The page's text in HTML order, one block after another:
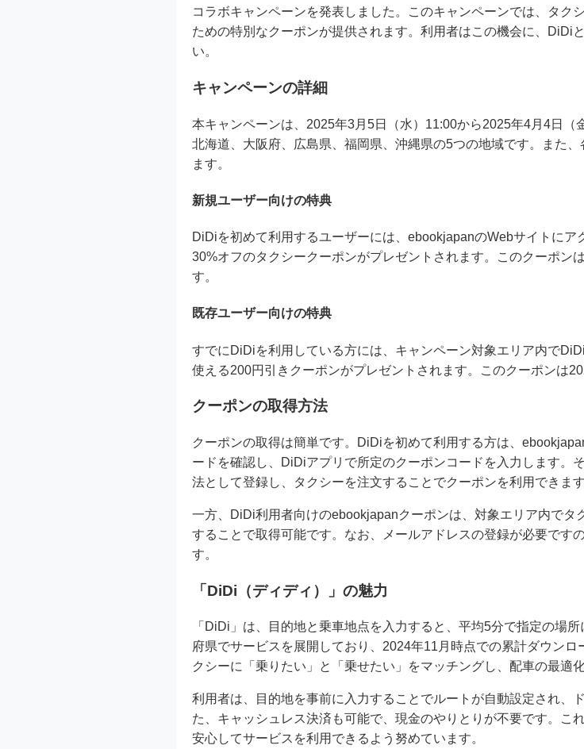
コラボキャンペーンを発表しました。このキャンペーンでは、タク
ための特別なクーポンが提供されます。利用者はこの機会に、DiDi
い。
キャンペーンの詳細
本キャンペーンは、2025年3月5日（水）11:00から2025年4月4日
北海道、大阪府、広島県、福岡県、沖縄県の5つの地域です。また
ます。
新規ユーザー向けの特典
DiDiを初めて利用するユーザーには、ebookjapanのWebサイトに
30%オフのタクシークーポンがプレゼントされます。このクーポン
す。
既存ユーザー向けの特典
すでにDiDiを利用している方には、キャンペーン対象エリア内で
使える200円引きクーポンがプレゼントされます。このクーポンは
クーポンの取得方法
クーポンの取得は簡単です。DiDiを初めて利用する方は、
ードを確認し、DiDiアプリで所定のクーポンコードを入力します。
法として登録し、タクシーを注文することでクーポンを利用できます
一方、DiDi利用者向けのebookjapanクーポンは、対象エリア内で
することで取得可能です。なお、メールアドレスの登録が必要です
す。
「DiDi（ディディ）」の魅力
「DiDi」は、目的地と乗車地点を入力すると、平均5分で指定の場
府県でサービスを展開しており、2024年11月時点での累計ダウン
クシーに「乗りたい」と「乗せたい」をマッチングし、配車の最適
利用者は、目的地を事前に入力することでルートが自動設定され、
た、キャッシュレス決済も可能で、現金のやりとりが不要です。こ
安心してサービスを利用できるよう努めています。